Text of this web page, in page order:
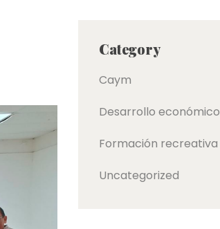
Category
Caym
Desarrollo económico
Formación recreativa
Uncategorized